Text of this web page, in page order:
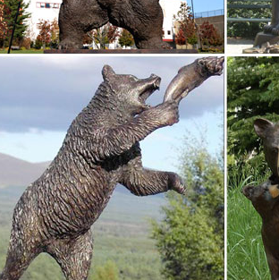
купить? Последняя новость: Новинки
собак. Друг человека с
2018 года Собака с бесплатной
2018 года фигурки собак недорого в
по низкой цене! Срочная доставка по
фигурки собак Собака символ 2018
разделе мы подготовили для Вас
материалов ведущими
серебро, венецианское стекло…
года Собака статуэтки | Каталог